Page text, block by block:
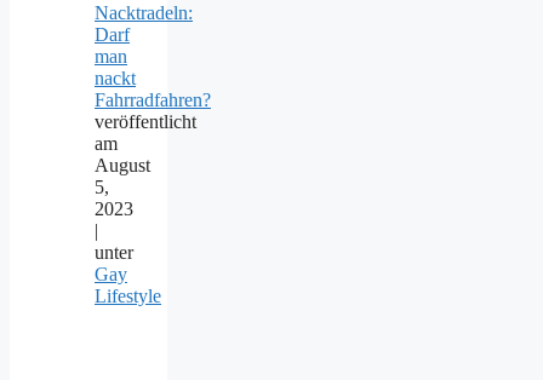
Nacktradeln:
Darf
man
nackt
Fahrradfahren?
veröffentlicht
am
August
5,
2023
|
unter
Gay
Lifestyle